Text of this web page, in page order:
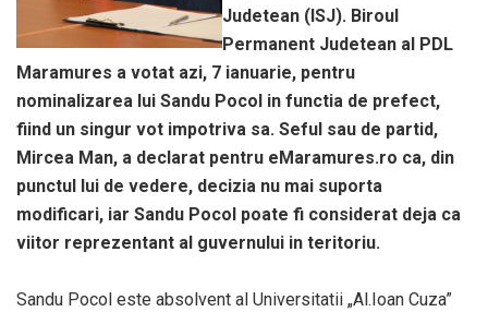
Judetean (ISJ). Biroul
Permanent Judetean al PDL
Maramures a votat azi, 7 ianuarie, pentru
nominalizarea lui Sandu Pocol in functia de prefect,
fiind un singur vot impotriva sa. Seful sau de partid,
Mircea Man, a declarat pentru eMaramures.ro ca, din
punctul lui de vedere, decizia nu mai suporta
modificari, iar Sandu Pocol poate fi considerat deja ca
viitor reprezentant al guvernului in teritoriu.
Sandu Pocol este absolvent al Universitatii „Al.Ioan Cuza”